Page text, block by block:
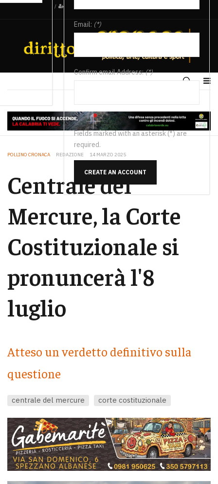
/
Email: (*)
Confirm email Address:(*)
Fields marked with an asterisk (*) are
required.
CREATE AN ACCOUNT
POLLINO CRONACA REDAZIONE 14 MARZO 2025
Centrale del
Mercure, la Corte
Costituzionale si
pronuncerà l'8
luglio
Atteso un verdetto definitivo sulla
questione
centrale del mercure corte costituzionale